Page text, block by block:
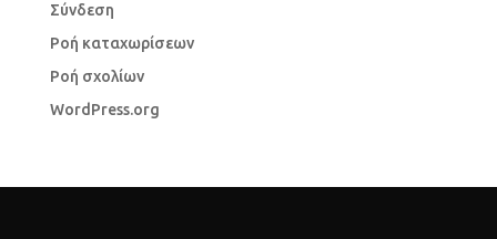
Σύνδεση
Ροή καταχωρίσεων
Ροή σχολίων
WordPress.org